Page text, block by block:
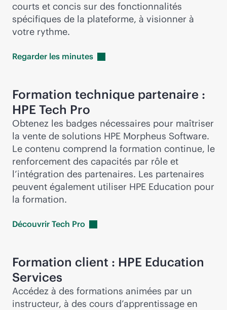
courts et concis sur des fonctionnalités
spécifiques de la plateforme, à visionner à
votre rythme.
Regarder les minutes
Formation technique partenaire :
HPE Tech Pro
Obtenez les badges nécessaires pour maîtriser
la vente de solutions HPE Morpheus Software.
Le contenu comprend la formation continue, le
renforcement des capacités par rôle et
l’intégration des partenaires. Les partenaires
peuvent également utiliser HPE Education pour
la formation.
Découvrir Tech Pro
Formation client : HPE Education
Services
Accédez à des formations animées par un
instructeur, à des cours d’apprentissage en